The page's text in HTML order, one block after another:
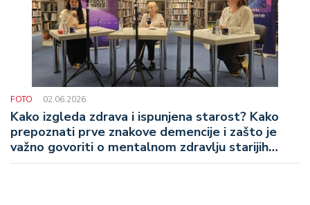
FOTO 02.06.2026.
Kako izgleda zdrava i ispunjena starost? Kako
prepoznati prve znakove demencije i zašto je
važno govoriti o mentalnom zdravlju starijih
osoba?